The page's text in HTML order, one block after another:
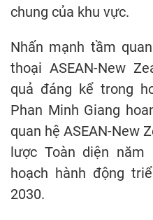
chung của khu vực.
Nhấn mạnh tầm
thoại ASEAN-New
quả đáng kể trong
Phan Minh Giang
quan hệ ASEAN-New
lược Toàn diện năm
hoạch hành động
2030.